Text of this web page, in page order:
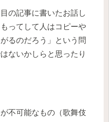
の記事に書いたお話し
ってして人はコピーや
るのだろう」という問
ないかしらと思ったり
不可能なもの（歌舞伎